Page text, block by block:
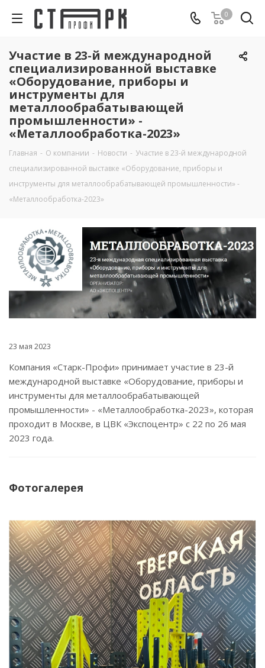
0
Участие в 23-й международной
специализированной выставке
«Оборудование, приборы и
инструменты для
металлообрабатывающей
промышленности» -
«Металлообработка-2023»
Главная - О компании - Новости - Участие в 23-й международной
специализированной выставке «Оборудование, приборы и
инструменты для металлообрабатывающей промышленности» -
«Металлообработка-2023»
23 мая 2023
Компания «Старк-Профи» принимает участие в 23-й
международной выставке «Оборудование, приборы и
инструменты для металлообрабатывающей
промышленности» - «Металлообработка-2023», которая
проходит в Москве, в ЦВК «Экспоцентр» с 22 по 26 мая
2023 года.
Фотогалерея